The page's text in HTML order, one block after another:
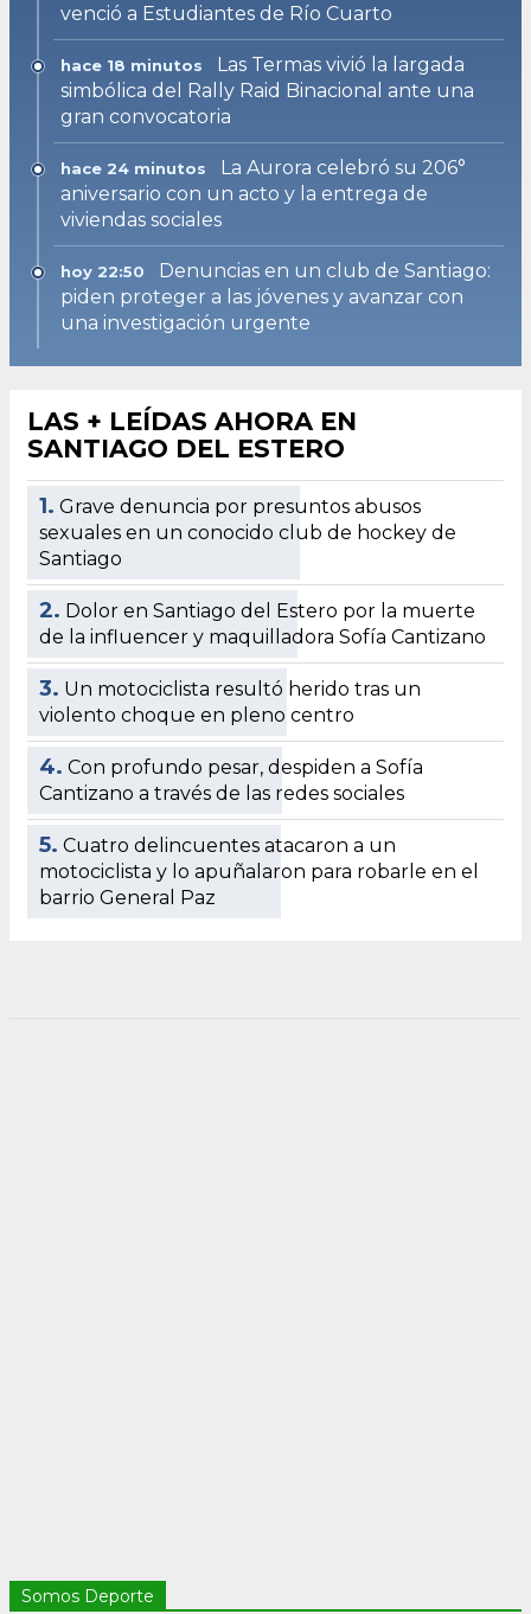
venció a Estudiantes de Río Cuarto
hace 18 minutos
Las Termas vivió la largada
simbólica del Rally Raid Binacional ante una
gran convocatoria
hace 24 minutos
La Aurora celebró su 206°
aniversario con un acto y la entrega de
viviendas sociales
hoy 22:50
Denuncias en un club de Santiago:
piden proteger a las jóvenes y avanzar con
una investigación urgente
LAS + LEÍDAS AHORA EN
SANTIAGO DEL ESTERO
1. Grave denuncia por presuntos abusos
sexuales en un conocido club de hockey de
Santiago
2. Dolor en Santiago del Estero por la muerte
de la influencer y maquilladora Sofía Cantizano
3. Un motociclista resultó herido tras un
violento choque en pleno centro
4. Con profundo pesar, despiden a Sofía
Cantizano a través de las redes sociales
5. Cuatro delincuentes atacaron a un
motociclista y lo apuñalaron para robarle en el
barrio General Paz